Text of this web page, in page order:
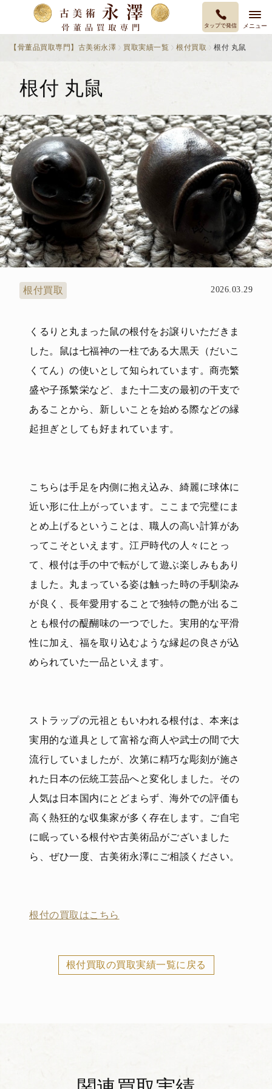
タップで発信 メニュー
【骨董品買取専門】古美術永澤 買取実績一覧 根付買取 根付 丸鼠
根付 丸鼠
根付買取 2026.03.29
くるりと丸まった鼠の根付をお譲りいただきま
した。鼠は七福神の一柱である大黒天（だいこ
くてん）の使いとして知られています。商売繁
盛や子孫繁栄など、また十二支の最初の干支で
あることから、新しいことを始める際などの縁
起担ぎとしても好まれています。
こちらは手足を内側に抱え込み、綺麗に球体に
近い形に仕上がっています。ここまで完璧にま
とめ上げるということは、職人の高い計算があ
ってこそといえます。江戸時代の人々にとっ
て、根付は手の中で転がして遊ぶ楽しみもあり
ました。丸まっている姿は触った時の手馴染み
が良く、長年愛用することで独特の艶が出るこ
とも根付の醍醐味の一つでした。実用的な平滑
性に加え、福を取り込むような縁起の良さが込
められていた一品といえます。
ストラップの元祖ともいわれる根付は、本来は
実用的な道具として富裕な商人や武士の間で大
流行していましたが、次第に精巧な彫刻が施さ
れた日本の伝統工芸品へと変化しました。その
人気は日本国内にとどまらず、海外での評価も
高く熱狂的な収集家が多く存在します。ご自宅
に眠っている根付や古美術品がございました
ら、ぜひ一度、古美術永澤にご相談ください。
根付の買取はこちら
根付買取の買取実績一覧に戻る